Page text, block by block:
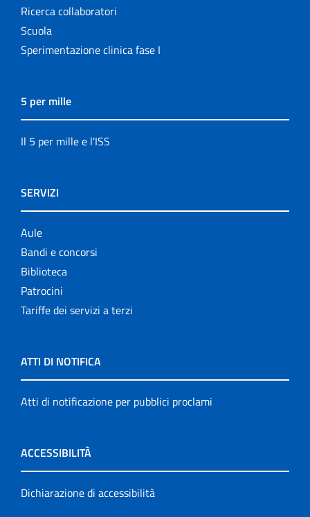
Ricerca collaboratori
Scuola
Sperimentazione clinica fase I
5 per mille
Il 5 per mille e l'ISS
SERVIZI
Aule
Bandi e concorsi
Biblioteca
Patrocini
Tariffe dei servizi a terzi
ATTI DI NOTIFICA
Atti di notificazione per pubblici proclami
ACCESSIBILITÀ
Dichiarazione di accessibilità